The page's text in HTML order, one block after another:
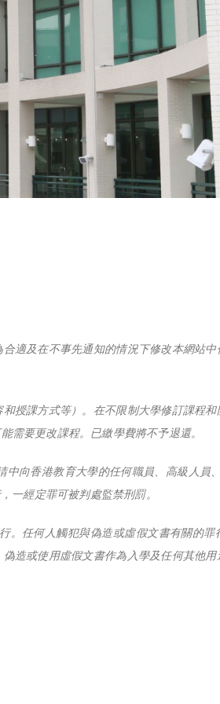
適及在不事先通知的情況下修改本網站
授課方式等）。在不限制大學修訂課程
需要更改課程。已繳學費將不予退還。
向香港教育大學的任何職員、高級人員
一經定罪可被判處監禁刑罰。
。任何人觸犯與偽造或虛假文書有關的罪
偽造或使用虛假文書作為入學及任何其他